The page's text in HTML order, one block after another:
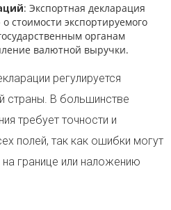
: Экспортная декларация
стоимости экспортируемого
органам
валютной выручки.
регулируется
страны. В большинстве
требует точности и
полей, так как ошибки могут
границе или наложению